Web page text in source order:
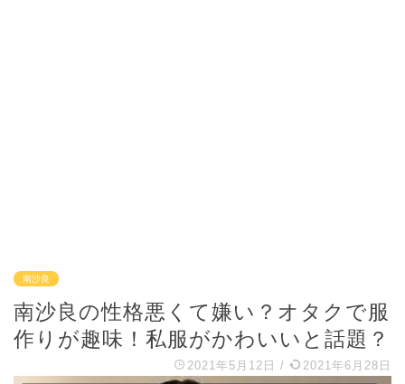
南沙良
南沙良の性格悪くて嫌い？オタクで服
作りが趣味！私服がかわいいと話題？
2021年5月12日 / 2021年6月28日